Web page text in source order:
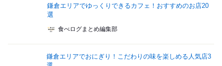
鎌倉エリアでゆっくりできるカフェ！おすすめのお店20
選
食べログまとめ編集部
鎌倉エリアでおにぎり！こだわりの味を楽しめる人気店3